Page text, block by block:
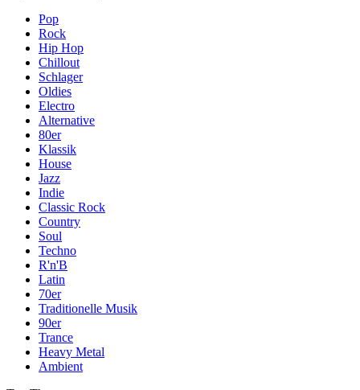
Pop
Rock
Hip Hop
Chillout
Schlager
Oldies
Electro
Alternative
80er
Klassik
House
Jazz
Indie
Classic Rock
Country
Soul
Techno
R'n'B
Latin
70er
Traditionelle Musik
90er
Trance
Heavy Metal
Ambient